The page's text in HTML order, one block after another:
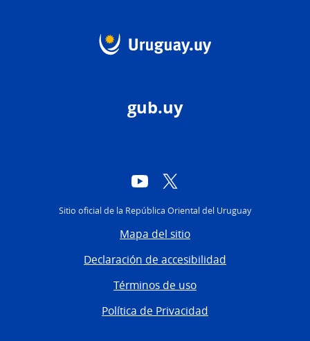
gub.uy
YouTube
Sitio oficial de la República Oriental del Uruguay
Mapa del sitio
Declaración de accesibilidad
Términos de uso
Política de Privacidad